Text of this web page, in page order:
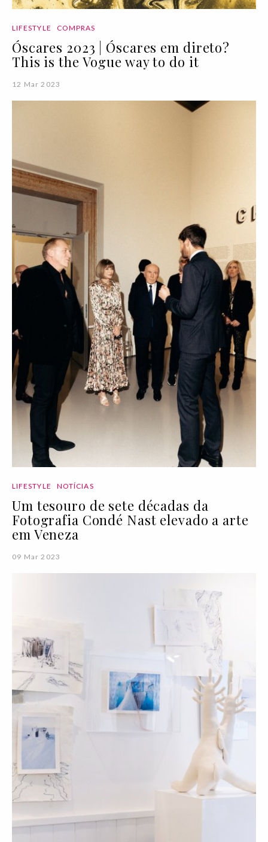
LIFESTYLE COMPRAS
Óscares 2023 | Óscares em direto?
This is the Vogue way to do it
12 Mar 2023
LIFESTYLE NOTÍCIAS
Um tesouro de sete décadas da
Fotografia Condé Nast elevado a arte
em Veneza
09 Mar 2023